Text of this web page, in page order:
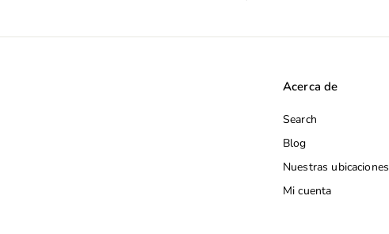
Acerca de
Search
Blog
Nuestras ubicaciones
Mi cuenta